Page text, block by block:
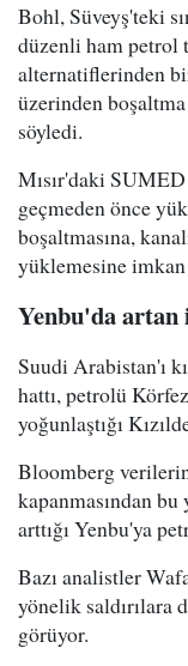
Bohl, Süveyş'teki
düzenli ham petrol
alternatiflerinden
üzerinden
söyledi.
Mısır'daki
geçmeden önce
boşaltmasına,
yüklemesine imkan
Yenbu'da artan
Suudi Arabistan'ı
hattı, petrolü
yoğunlaştığı
Bloomberg
kapanmasından
arttığı Yenbu'ya
Bazı analistler
yönelik saldırılara
görüyor.